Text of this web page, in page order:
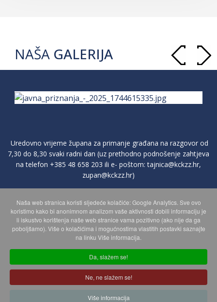
NAŠA GALERIJA
Uredovno vrijeme župana za primanje građana na razgovor od
7,30 do 8,30 svaki radni dan (uz prethodno podnošenje zahtjeva
na telefon +385 48 658 203 ili e- poštom:tajnica@kckzz.hr,
zupan@kckzz.hr)
POLITIKA ZAŠTITE PRIVATNOSTI OSOBNIH PODATAKA
MAPA WEBA
Copyright © 2026 Koprivničko - križevačka županija. Sva prava
zadržana.
Naša web stranica koristi sljedeće kolačiće: Google Analytics. Sve ovo
koristimo kako bi anonimnom analizom vaše aktivnosti dobili informaciju je
li iskustvo korištenja naše web stranice vama pozitivno (ako nije da ga
poboljšamo). Više o kolačićima i mogućnostima vlastitih postavki saznajte
na linku Više informacija.
Da, slažem se!
Ne, ne slažem se!
Više informacija